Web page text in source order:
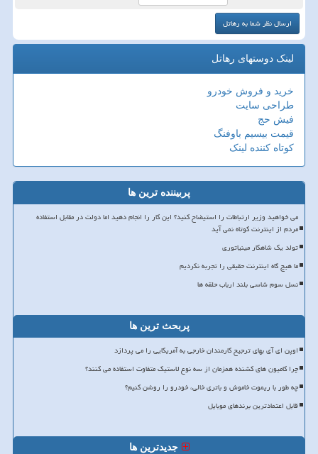
لینک دوستهای رهاتل
خرید و فروش خودرو
طراحی سایت
فیش حج
قیمت بیسیم باوفنگ
کوتاه کننده لینک
پربیننده ترین ها
می خواهید وزیر ارتباطات را استیضاح کنید؟ این کار را انجام دهید اما دولت در مقابل استفاده
مردم از اینترنت کوتاه نمی آید
تولد یک شاهکار مینیاتوری
ما هیچ گاه اینترنت حقیقی را تجربه نکردیم
نسل سوم شاسی بلند ارباب حلقه ها
پربحث ترین ها
اوپن ای آی بهای ترجیح کارمندان خارجی به آمریکایی را می پردازد
چرا کامیون های کشنده همزمان از سه نوع لاستیک متفاوت استفاده می کنند؟
چه طور با ریموت خاموش و باتری خالی، خودرو را روشن کنیم؟
قابل اعتمادترین برندهای موبایل
جدیدترین ها